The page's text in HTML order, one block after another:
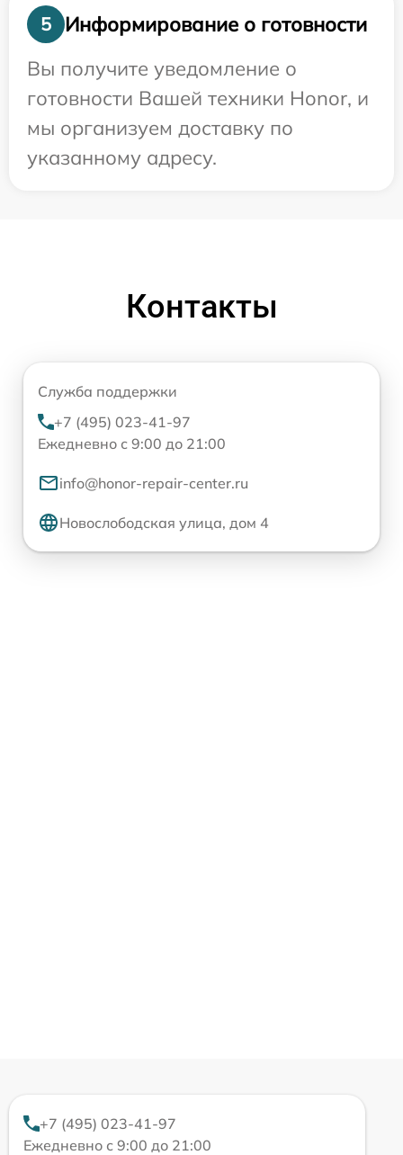
5
Информирование о готовности
Вы получите уведомление о
готовности Вашей техники Honor, и
мы организуем доставку по
указанному адресу.
Контакты
Служба поддержки
+7 (495) 023-41-97
Ежедневно с 9:00 до 21:00
info@honor-repair-center.ru
Новослободская улица, дом 4
+7 (495) 023-41-97
Ежедневно с 9:00 до 21:00